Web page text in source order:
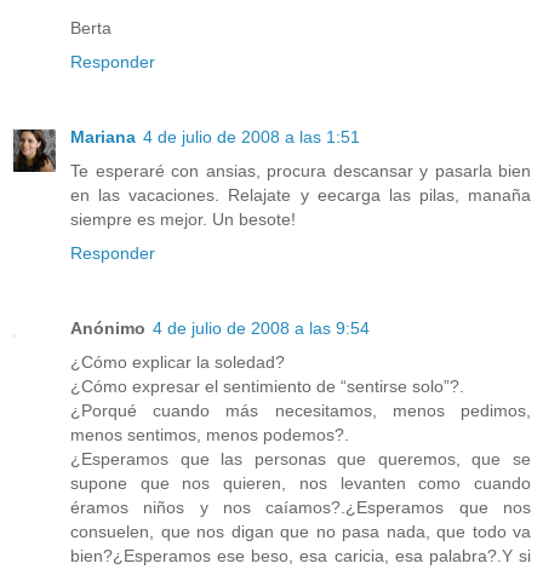
Berta
Responder
Mariana 4 de julio de 2008 a las 1:51
Te esperaré con ansias, procura descansar y pasarla bien
en las vacaciones. Relajate y eecarga las pilas, manaña
siempre es mejor. Un besote!
Responder
Anónimo 4 de julio de 2008 a las 9:54
¿Cómo explicar la soledad?
¿Cómo expresar el sentimiento de “sentirse solo”?.
¿Porqué cuando más necesitamos, menos pedimos,
menos sentimos, menos podemos?.
¿Esperamos que las personas que queremos, que se
supone que nos quieren, nos levanten como cuando
éramos niños y nos caíamos?.¿Esperamos que nos
consuelen, que nos digan que no pasa nada, que todo va
bien?¿Esperamos ese beso, esa caricia, esa palabra?.Y si